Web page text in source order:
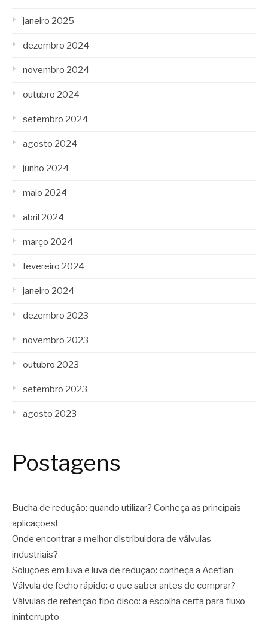
janeiro 2025
dezembro 2024
novembro 2024
outubro 2024
setembro 2024
agosto 2024
junho 2024
maio 2024
abril 2024
março 2024
fevereiro 2024
janeiro 2024
dezembro 2023
novembro 2023
outubro 2023
setembro 2023
agosto 2023
Postagens
Bucha de redução: quando utilizar? Conheça as principais
aplicações!
Onde encontrar a melhor distribuidora de válvulas
industriais?
Soluções em luva e luva de redução: conheça a Aceflan
Válvula de fecho rápido: o que saber antes de comprar?
Válvulas de retenção tipo disco: a escolha certa para fluxo
ininterrupto